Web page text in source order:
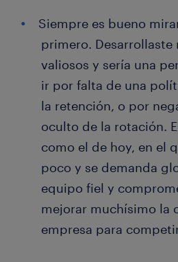
Siempre es bueno
primero. Desarrollaste
valiosos y sería una
ir por falta de una
la retención, o por
oculto de la rotación.
como el de hoy, en el
poco y se demanda
equipo fiel y
mejorar muchísimo la
empresa para